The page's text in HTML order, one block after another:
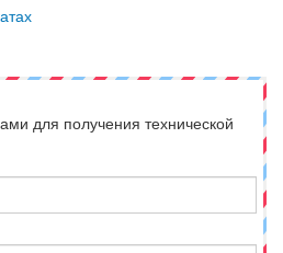
для получения технической